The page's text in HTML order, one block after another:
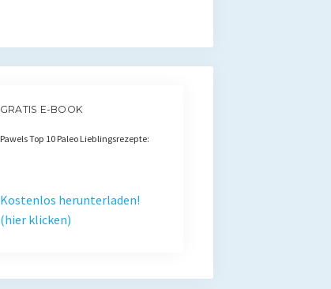
GRATIS E-BOOK
Pawels Top 10 Paleo Lieblingsrezepte:
Kostenlos herunterladen!
(hier klicken)